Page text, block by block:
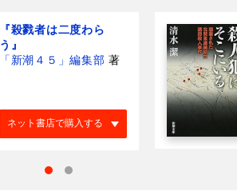
『殺戮者は二度わら
う』
「新潮４５」編集部 著
ネット書店で購入する